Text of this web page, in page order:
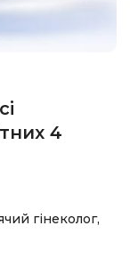
4
гінеколог,